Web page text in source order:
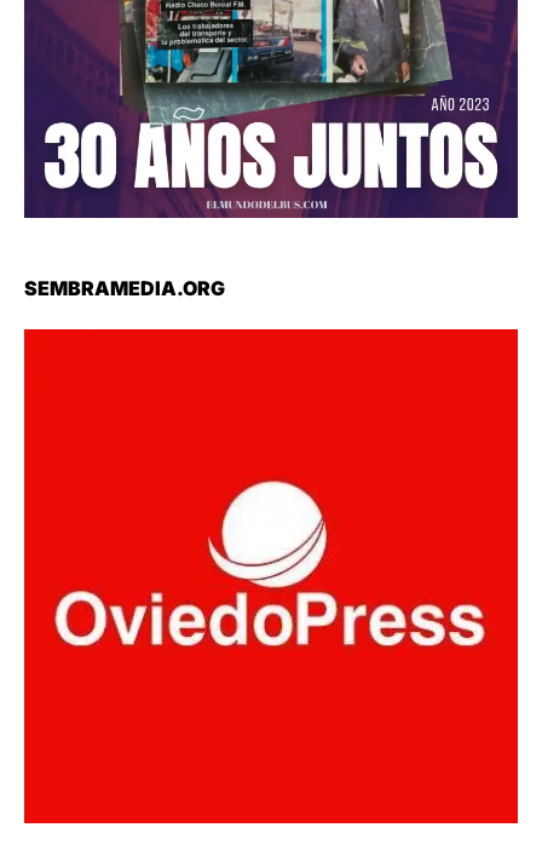
SEMBRAMEDIA.ORG